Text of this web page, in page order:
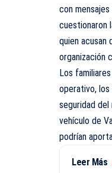
con
cuestionaron
quien acusan
organización
Los
operativo, los
seguridad del
vehículo de
podrían
Leer Más